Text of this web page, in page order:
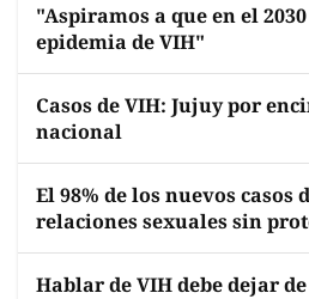
"Aspiramos a que en el
epidemia de VIH"
Casos de VIH: Jujuy por
nacional
El 98% de los nuevos casos
relaciones sexuales sin
Hablar de VIH debe dejar